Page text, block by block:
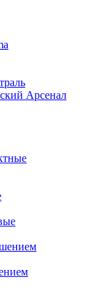
Арсенал